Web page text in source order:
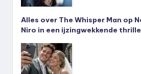
Alles over The Whisper Man op
Niro in een ijzingwekkende